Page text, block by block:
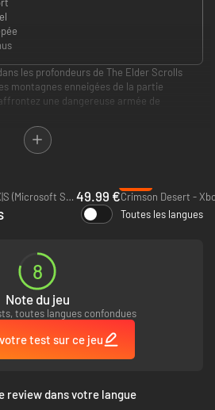
les profondeurs de The Elder Scrolls
montagnes enneigées de la partie
une dangereuse armée de
– Grâce à son nouveau tutoriel et son
est idéal pour les nouveaux
SKYRIM – Aventurez-vous dans la partie
mille ans avant les événements de The
– Protégez les vivants d'une armée de
et sorcières.
Une histoire ESO inédite qui progresse tout
Avowed - PC & Xbox Series X|S (Microsoft Store) 49.99 €Crimson Desert -
Toutes les langues
8
Note du jeu
toutes langues confondues
test sur ce jeu
review dans votre langue